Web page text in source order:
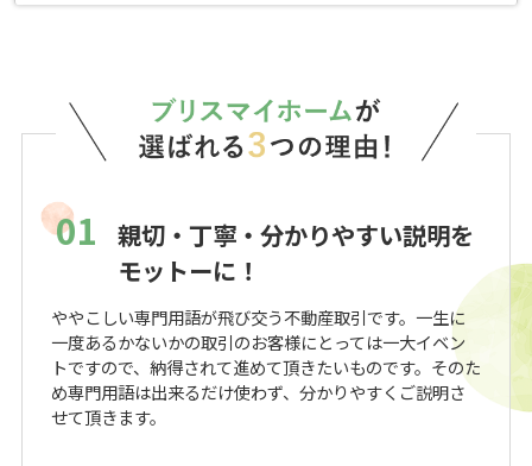
01
親切・丁寧・分かりやすい説明を
モットーに！
ややこしい専門用語が飛び交う不動産取引です。一生に
一度あるかないかの取引のお客様にとっては一大イベン
トですので、納得されて進めて頂きたいものです。そのた
め専門用語は出来るだけ使わず、分かりやすくご説明さ
せて頂きます。